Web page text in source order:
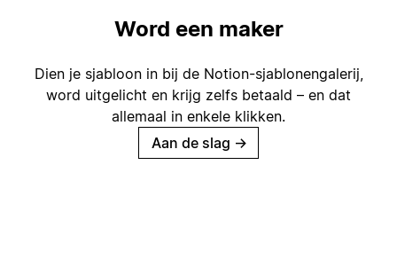
Word een maker
Dien je sjabloon in bij de Notion-sjablonengalerij,
word uitgelicht en krijg zelfs betaald – en dat
allemaal in enkele klikken.
Aan de slag →